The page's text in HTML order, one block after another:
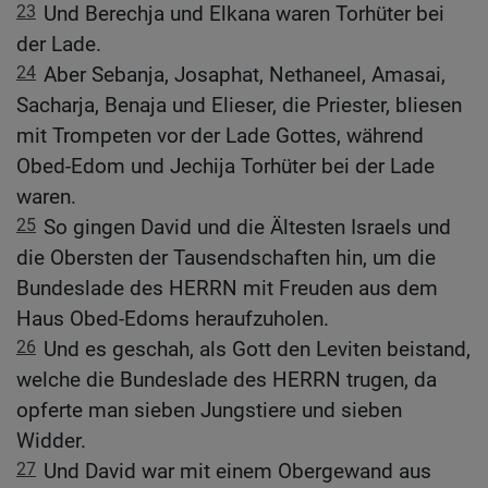
23 Und Berechja und Elkana waren Torhüter bei
der Lade.
24 Aber Sebanja, Josaphat, Nethaneel, Amasai,
Sacharja, Benaja und Elieser, die Priester, bliesen
mit Trompeten vor der Lade Gottes, während
Obed-Edom und Jechija Torhüter bei der Lade
waren.
25 So gingen David und die Ältesten Israels und
die Obersten der Tausendschaften hin, um die
Bundeslade des HERRN mit Freuden aus dem
Haus Obed-Edoms heraufzuholen.
26 Und es geschah, als Gott den Leviten beistand,
welche die Bundeslade des HERRN trugen, da
opferte man sieben Jungstiere und sieben
Widder.
27 Und David war mit einem Obergewand aus